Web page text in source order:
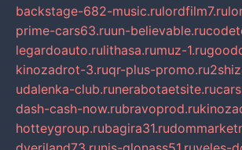
backstage-682-music.rulordfilm7.ru
prime-cars63.ruun-believable.ru
legardoauto.rulithasa.rumuz-1.ru
kinozadrot-3.ruqr-plus-promo.ru
udalenka-club.runerabotaetsite.ru
dash-cash-now.rubravoprod.ru
hotteygroup.rubagira31.ru